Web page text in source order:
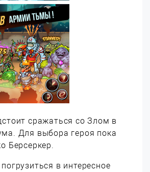
сражаться со Злом в
Для выбора героя пока
Берсеркер.
в интересное